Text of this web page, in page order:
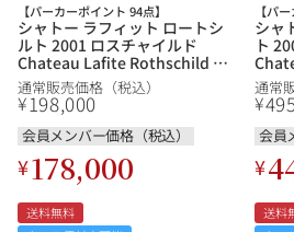
【パーカーポイント 94点】
シャトー ラフィット ロートシ
ルト 2001 ロスチャイルド
Chateau Lafite Rothschild フ
ランス ボルドー 赤ワイン
通常販売価格（税込）
¥198,000
会員メンバー価格（税込）
¥178,000
送料無料
【パ
シャ
ト
フラ
通常
¥
会員
¥
送料